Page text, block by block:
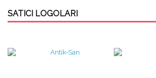
buna günümüz tabiri ile renk alma